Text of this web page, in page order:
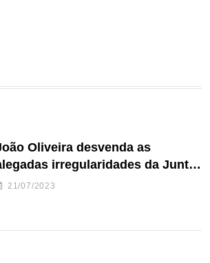
Oliveira desvenda as
irregularidades da Junta
Freguesia S. João de Ver
21/07/2023